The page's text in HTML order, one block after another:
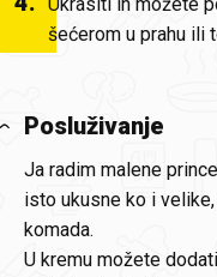
šećerom u prahu ili
Posluživanje
Ja radim malene
isto ukusne ko i
komada.
U kremu možete